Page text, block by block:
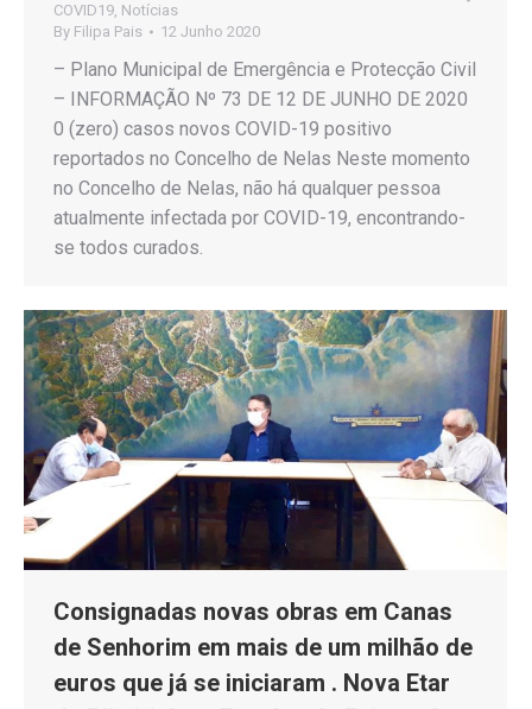
COVID19 Notícias
By Filipa Pais 12 Junho 2020
– Plano Municipal de Emergência e Protecção Civil
– INFORMAÇÃO Nº 73 DE 12 DE JUNHO DE 2020
0 (zero) casos novos COVID-19 positivo
reportados no Concelho de Nelas Neste momento
no Concelho de Nelas, não há qualquer pessoa
atualmente infectada por COVID-19, encontrando-
se todos curados.
Consignadas novas obras em Canas
de Senhorim em mais de um milhão de
euros que já se iniciaram . Nova Etar